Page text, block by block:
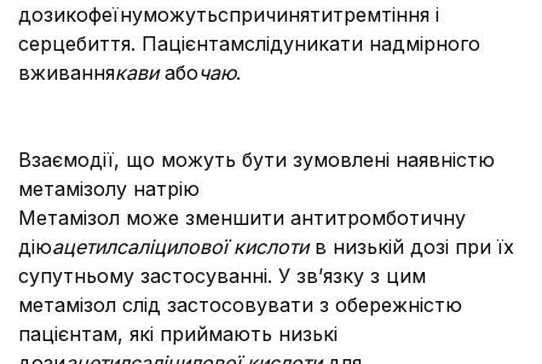
дозикофеїнуможутьспричинятитремтіння і
серцебиття. Пацієнтамслідуникати надмірного
вживаннякавиабочаю.
Взаємодії, що можуть бути зумовлені наявністю
метамізолу натрію
Метамізол може зменшити антитромботичну
діюацетилсаліцилової кислотив низькій дозі при їх
супутньому застосуванні. У зв’язку з цим
метамізол слід застосовувати з обережністю
пацієнтам, які приймають низькі